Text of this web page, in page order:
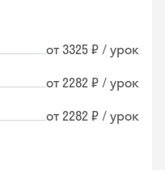
от 3325 ₽ / урок
от 2282 ₽ / урок
от 2282 ₽ / урок